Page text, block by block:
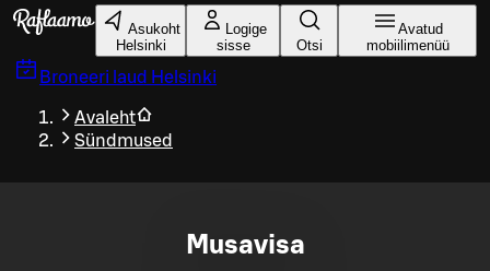
Liigu peamise sisu juurde
Asukoht
Helsinki
Logige
sisse
Otsi
Avatud
mobiilimenüü
Broneeri laud Helsinki
Avaleht
Sündmused
Musavisa